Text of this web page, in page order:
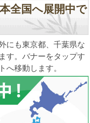
全国へ展開中で
にも東京都、千葉県な
す。バナーをタップす
へ移動します。